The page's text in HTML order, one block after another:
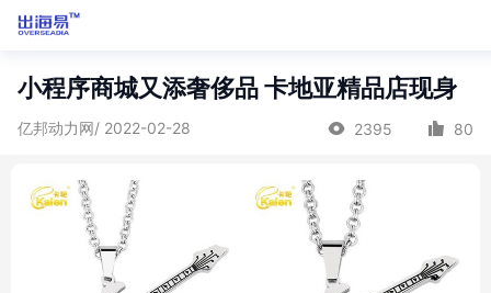
小程序商城又添奢侈品 卡地亚精品店现身
亿邦动力网/ 2022-02-28 2395 80